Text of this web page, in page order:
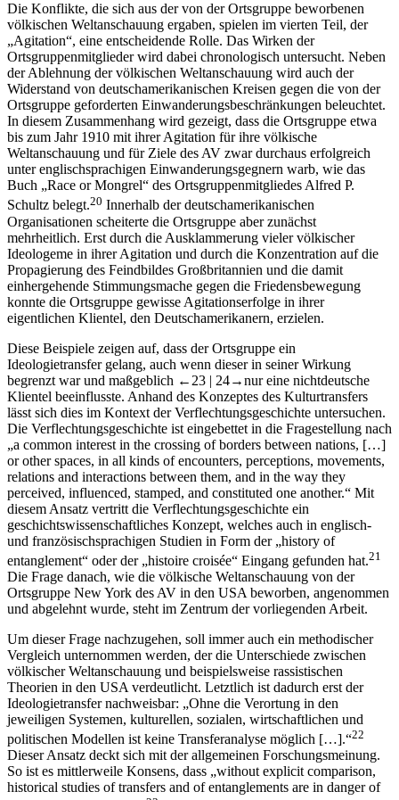
Die Konflikte, die sich aus der von der Ortsgruppe beworbenen
völkischen Weltanschauung ergaben, spielen im vierten Teil, der
„Agitation“, eine entscheidende Rolle. Das Wirken der
Ortsgruppenmitglieder wird dabei chronologisch untersucht. Neben
der Ablehnung der völkischen Weltanschauung wird auch der
Widerstand von deutschamerikanischen Kreisen gegen die von der
Ortsgruppe geforderten Einwanderungsbeschränkungen beleuchtet.
In diesem Zusammenhang wird gezeigt, dass die Ortsgruppe etwa
bis zum Jahr 1910 mit ihrer Agitation für ihre völkische
Weltanschauung und für Ziele des AV zwar durchaus erfolgreich
unter englischsprachigen Einwanderungsgegnern warb, wie das
Buch „Race or Mongrel“ des Ortsgruppenmitgliedes Alfred P.
Schultz belegt.20 Innerhalb der deutschamerikanischen
Organisationen scheiterte die Ortsgruppe aber zunächst
mehrheitlich. Erst durch die Ausklammerung vieler völkischer
Ideologeme in ihrer Agitation und durch die Konzentration auf die
Propagierung des Feindbildes Großbritannien und die damit
einhergehende Stimmungsmache gegen die Friedensbewegung
konnte die Ortsgruppe gewisse Agitationserfolge in ihrer
eigentlichen Klientel, den Deutschamerikanern, erzielen.
Diese Beispiele zeigen auf, dass der Ortsgruppe ein
Ideologietransfer gelang, auch wenn dieser in seiner Wirkung
begrenzt war und maßgeblich ←23 | 24→nur eine nichtdeutsche
Klientel beeinflusste. Anhand des Konzeptes des Kulturtransfers
lässt sich dies im Kontext der Verflechtungsgeschichte untersuchen.
Die Verflechtungsgeschichte ist eingebettet in die Fragestellung nach
„a common interest in the crossing of borders between nations, […]
or other spaces, in all kinds of encounters, perceptions, movements,
relations and interactions between them, and in the way they
perceived, influenced, stamped, and constituted one another.“ Mit
diesem Ansatz vertritt die Verflechtungsgeschichte ein
geschichtswissenschaftliches Konzept, welches auch in englisch-
und französischsprachigen Studien in Form der „history of
entanglement“ oder der „histoire croisée“ Eingang gefunden hat.21
Die Frage danach, wie die völkische Weltanschauung von der
Ortsgruppe New York des AV in den USA beworben, angenommen
und abgelehnt wurde, steht im Zentrum der vorliegenden Arbeit.
Um dieser Frage nachzugehen, soll immer auch ein methodischer
Vergleich unternommen werden, der die Unterschiede zwischen
völkischer Weltanschauung und beispielsweise rassistischen
Theorien in den USA verdeutlicht. Letztlich ist dadurch erst der
Ideologietransfer nachweisbar: „Ohne die Verortung in den
jeweiligen Systemen, kulturellen, sozialen, wirtschaftlichen und
politischen Modellen ist keine Transferanalyse möglich […].“22
Dieser Ansatz deckt sich mit der allgemeinen Forschungsmeinung.
So ist es mittlerweile Konsens, dass „without explicit comparison,
historical studies of transfers and of entanglements are in danger of